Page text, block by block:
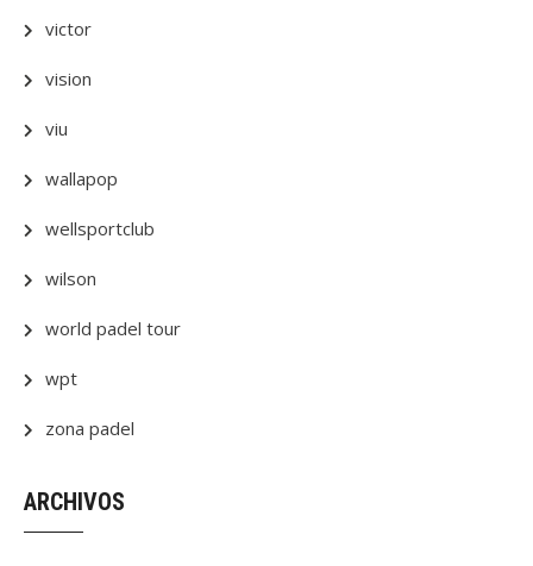
victor
vision
viu
wallapop
wellsportclub
wilson
world padel tour
wpt
zona padel
ARCHIVOS